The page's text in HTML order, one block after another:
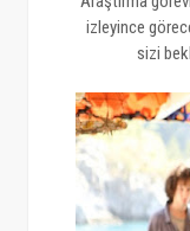
izleyince
sizi